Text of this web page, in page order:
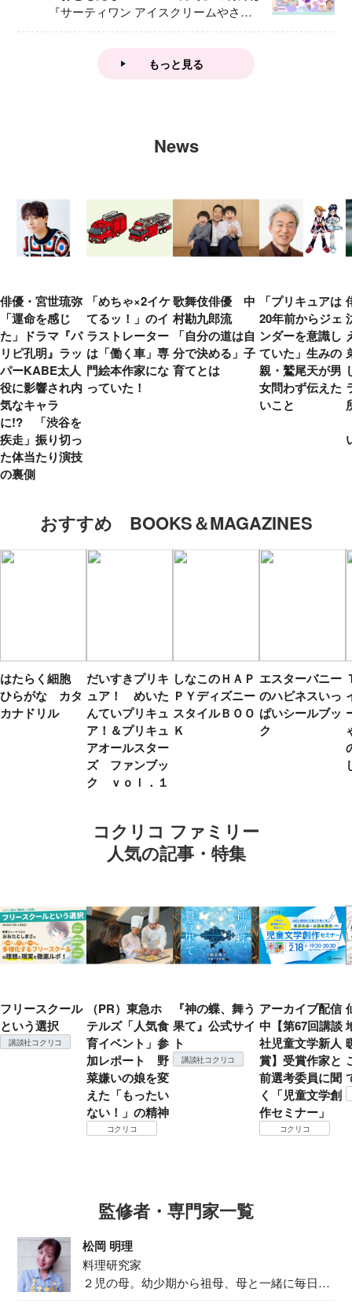
『サーティワン アイスクリームやさ
ん』
もっと見る
News
俳優・宮世琉弥
「運命を感じ
た」ドラマ『パ
リピ孔明』ラッ
パーKABE太人
役に影響され内
気なキャラ
に!? 「渋谷を
疾走」振り切っ
た体当たり演技
の裏側
「めちゃ×2イケ
てるッ！」のイ
ラストレーター
は「働く車」専
門絵本作家にな
っていた！
歌舞伎俳優 中
村勘九郎流
「自分の道は自
分で決める」子
育てとは
「プリキュアは
20年前からジェ
ンダーを意識し
ていた」生みの
親・鷲尾天が男
女問わず伝えた
いこと
おすすめ BOOKS＆MAGAZINES
はたらく細胞
ひらがな カタ
カナドリル
だいすきプリキ
ュア！ めいた
んていプリキュ
ア！＆プリキュ
アオールスター
ズ ファンブッ
ク ｖｏｌ．１
しなこのＨＡＰ
ＰＹディズニー
スタイルＢＯＯ
Ｋ
エスターバニー
のハピネスいっ
ぱいシールブッ
ク
コクリコ ファミリー
人気の記事・特集
フリースクール
という選択
講談社コクリコ
（PR）東急ホ
テルズ「人気食
育イベント」参
加レポート 野
菜嫌いの娘を変
えた「もったい
ない！」の精神
コクリコ
『神の蝶、舞う
果て』公式サイ
ト
講談社コクリコ
アーカイブ配信
中【第67回講談
社児童文学新人
賞】受賞作家と
前選考委員に聞
く「児童文学創
作セミナー」
コクリコ
監修者・専門家一覧
松岡 明理
料理研究家
２児の母。幼少期から祖母、母と一緒に毎日の